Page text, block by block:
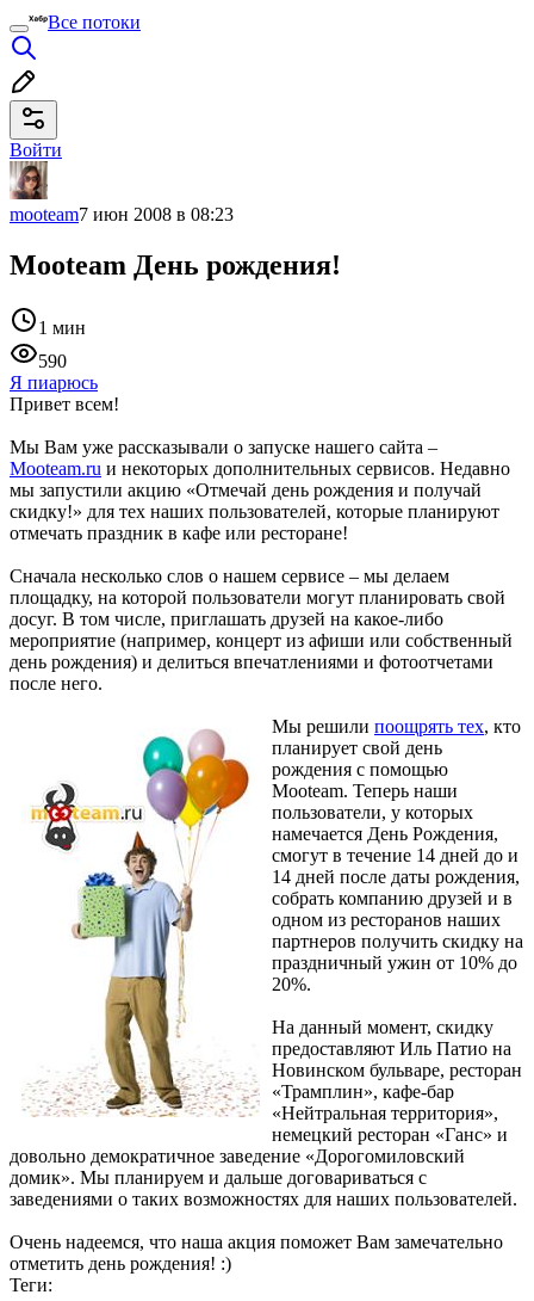
Все потоки
Войти
mooteam7 июн 2008 в 08:23
Mooteam День рождения!
1 мин
590
Я пиарюсь
Привет всем!
Мы Вам уже рассказывали о запуске нашего сайта –
Mooteam.ru и некоторых дополнительных сервисов. Недавно
мы запустили акцию «Отмечай день рождения и получай
скидку!» для тех наших пользователей, которые планируют
отмечать праздник в кафе или ресторане!
Сначала несколько слов о нашем сервисе – мы делаем
площадку, на которой пользователи могут планировать свой
досуг. В том числе, приглашать друзей на какое-либо
мероприятие (например, концерт из афиши или собственный
день рождения) и делиться впечатлениями и фотоотчетами
после него.
Мы решили поощрять тех, кто
планирует свой день
рождения с помощью
Mooteam. Теперь наши
пользователи, у которых
намечается День Рождения,
смогут в течение 14 дней до и
14 дней после даты рождения,
собрать компанию друзей и в
одном из ресторанов наших
партнеров получить скидку на
праздничный ужин от 10% до
20%.
На данный момент, скидку
предоставляют Иль Патио на
Новинском бульваре, ресторан
«Трамплин», кафе-бар
«Нейтральная территория»,
немецкий ресторан «Ганс» и
довольно демократичное заведение «Дорогомиловский
домик». Мы планируем и дальше договариваться с
заведениями о таких возможностях для наших пользователей.
Очень надеемся, что наша акция поможет Вам замечательно
отметить день рождения! :)
Теги: